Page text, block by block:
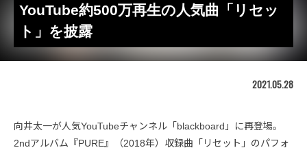
YouTube約500万再生の人気曲「リセッ
ト」を披露
2021.05.28
向井太一が人気YouTubeチャンネル「blackboard」に再登場。
2ndアルバム『PURE』（2018年）収録曲「リセット」のパフォ